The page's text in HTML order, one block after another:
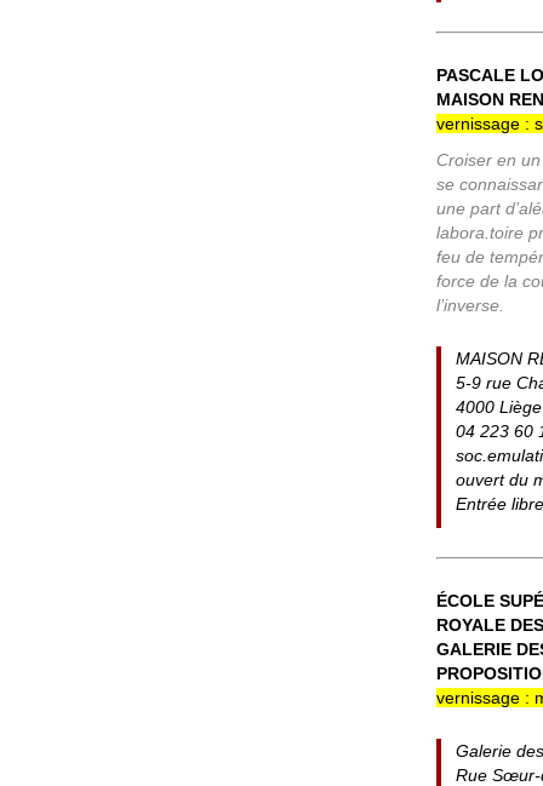
PASCALE
MAISON
vernissage :
Croiser en
se
une part
labora.toire
feu de
force de la
l’inverse.
MAISON
5-9 rue
4000 Liège
04 223 60
ouvert du
Entrée libre
ÉCOLE
ROYALE
GALERIE
vernissage :
Galerie
Rue Sœur-